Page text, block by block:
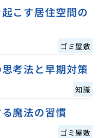
こす居住空間の
ゴミ屋敷
考法と早期対策
知識
魔法の習慣
ゴミ屋敷